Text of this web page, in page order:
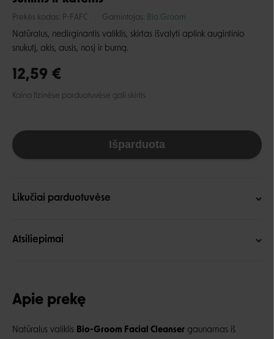
Prekės kodas: P-FAFC Gamintojas: Bio Groom
Natūralus, nedirginantis valiklis, skirtas išvalyti aplink augintinio
snukutį, akis, ausis, nosį ir burną.
12,59 €
Kaina fizinėse parduotuvėse gali skirtis.
Išparduota
Likučiai parduotuvėse
Atsiliepimai
Apie prekę
Natūralus valiklis Bio-Groom Facial Cleanser gaunamas iš